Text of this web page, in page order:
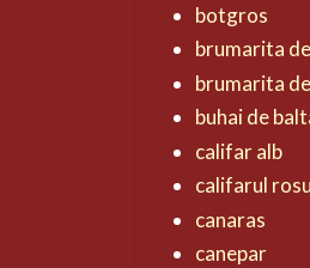
botgros
brumarita
brumarita
buhai de
califar alb
califarul
canaras
canepar